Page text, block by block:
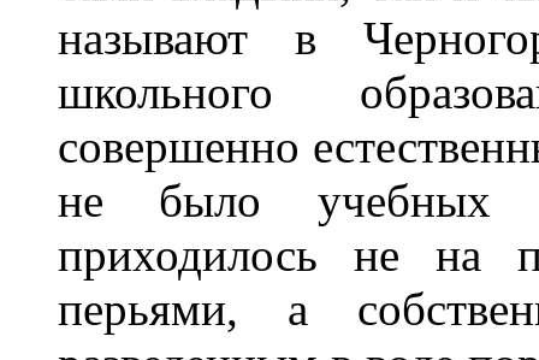
называют в
школьного
совершенно
не было учебных
приходилось не на
перьями, а